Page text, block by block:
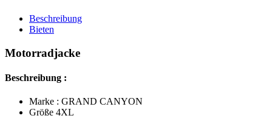
Beschreibung
Bieten
Motorradjacke
Beschreibung :
Marke : GRAND CANYON
Größe 4XL